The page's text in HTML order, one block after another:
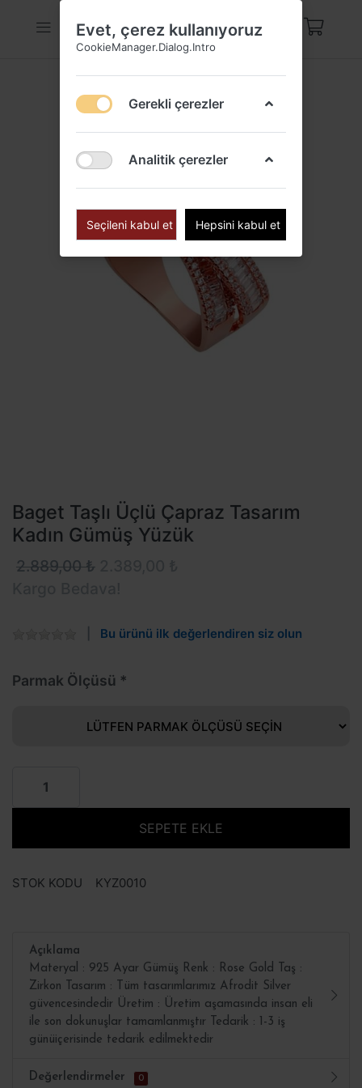
Baget Taşlı Üçlü Çapraz Tasarım
Kadın Gümüş Yüzük
2.889,00 ₺
Bu ürünü ilk değerlendiren siz olun
Parmak Ölçüsü
SEPETE EKLE
STOK KODU KYZ0010
Açıklama
Materyal : 925 Ayar Gümüş Renk : Rose Gold Taş :
Zirkon Tasarım : Tüm tasarımlarımız Afrodit Silver
güvencesindedir Üretim : Üretim aşamasında insan eli
ile son dokunuşlar tamamlanmıştır Tedarik : 1-3 iş
günüiçerisinde tedarik edilmektedir
Değerlendirmeler 0
Evet, çerez kullanıyoruz
CookieManager.Dialog.Intro
Gerekli çerezler
Analitik çerezler
Seçileni kabul et Hepsini kabul et